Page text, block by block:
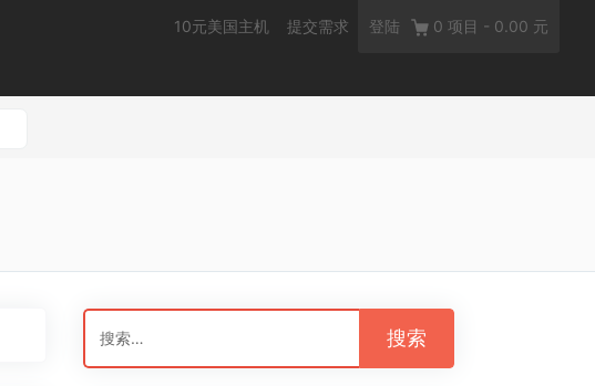
10元美国主机 提交需求 登陆 0 项目 - 0.00 元
搜
索：